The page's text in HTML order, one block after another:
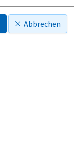
Abbrechen